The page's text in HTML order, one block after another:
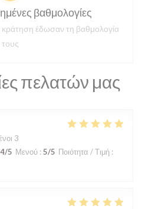
πελατών μας
3
4/5 Μενού : 5/5 Ποιότητα / Τιμή :
βαθμολογίες
έδωσαν τη βαθμολογία
τους